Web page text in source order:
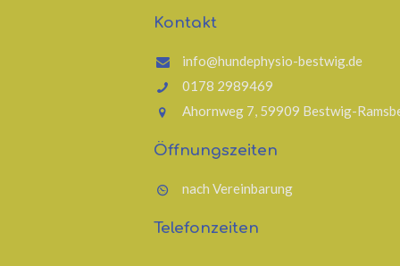
Kontakt
info@hundephysio-bestwig.de
0178 2989469
Ahornweg 7, 59909 Bestwig-
Öffnungszeiten
nach Vereinbarung
Telefonzeiten